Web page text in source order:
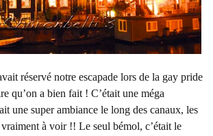
réservé notre escapade lors de la gay pride
qu’on a bien fait ! C’était une méga
une super ambiance le long des canaux, les
vraiment à voir !! Le seul bémol, c’était le